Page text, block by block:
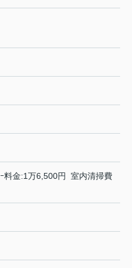
料金:1万6,500円 室内清掃費